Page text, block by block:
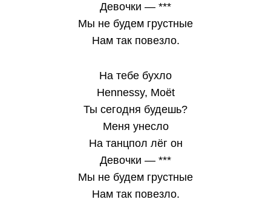
Девочки — ***
Мы не будем грустные
Нам так повезло.
На тебе бухло
Hennessy, Moët
Ты сегодня будешь?
Меня унесло
На танцпол лёг он
Девочки — ***
Мы не будем грустные
Нам так повезло.